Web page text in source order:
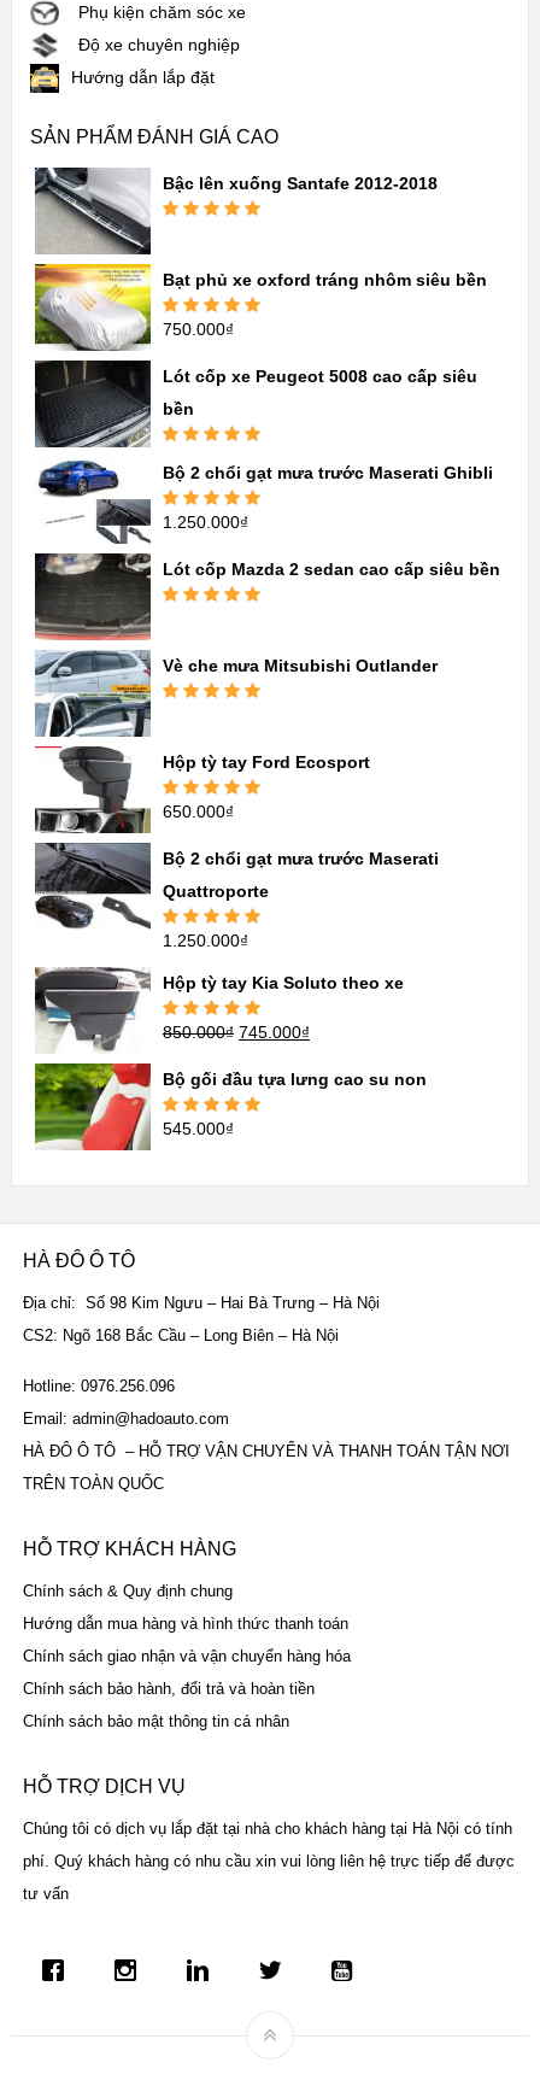
Phụ kiện chăm sóc xe
Độ xe chuyên nghiệp
Hướng dẫn lắp đặt
SẢN PHẨM ĐÁNH GIÁ CAO
Bậc lên xuống Santafe 2012-2018
Bạt phủ xe oxford tráng nhôm siêu bền
Được xếp
750.000₫
Lót cốp xe Peugeot 5008 cao cấp siêu
bền
hạng5.005
sao
Bộ 2 chổi gạt mưa trước Maserati Ghibli
Được xếp
1.250.000₫
Lót cốp Mazda 2 sedan cao cấp siêu bền
Vè che mưa Mitsubishi Outlander
Hộp tỳ tay Ford Ecosport
Được xếp
650.000₫
Bộ 2 chổi gạt mưa trước Maserati
Quattroporte
Được xếp
sao
1.250.000₫
Hộp tỳ tay Kia Soluto theo xe
Được xếp
850.000₫ 745.000₫
Bộ gối đầu tựa lưng cao su non
Được xếp
545.000₫
HÀ ĐÔ Ô TÔ
Địa chỉ: Số 98 Kim Ngưu – Hai Bà Trưng – Hà Nội
CS2: Ngõ 168 Bắc Cầu – Long Biên – Hà Nội
Hotline: 0976.256.096
Email: admin@hadoauto.com
HÀ ĐÔ Ô TÔ – HỖ TRỢ VẬN CHUYỂN VÀ THANH TOÁN TẬN NƠI
TRÊN TOÀN QUỐC
HỖ TRỢ KHÁCH HÀNG
Chính sách & Quy định chung
Hướng dẫn mua hàng và hình thức thanh toán
Chính sách giao nhận và vận chuyển hàng hóa
Chính sách bảo hành, đổi trả và hoàn tiền
Chính sách bảo mật thông tin cá nhân
HỖ TRỢ DỊCH VỤ
Chúng tôi có dịch vụ lắp đặt tại nhà cho khách hàng tại Hà Nội có tính
phí. Quý khách hàng có nhu cầu xin vui lòng liên hệ trực tiếp để được
tư vấn